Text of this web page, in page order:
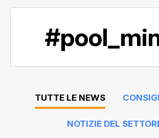
TUTTE LE NEWS
NOTIZIE DEL